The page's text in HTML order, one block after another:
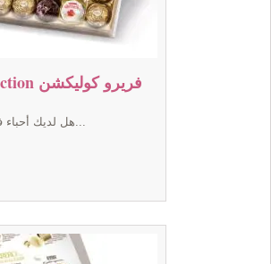
Ferrero Collection فريرو كوليكشن
هل لديك أحباء في الأردن؟ هل تري...